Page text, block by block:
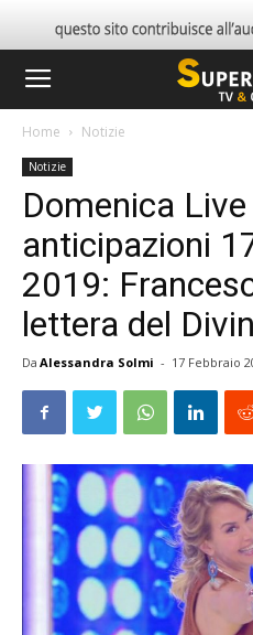
Home Notizie
Notizie
Domenica
anticipazioni
2019:
lettera del
Da Alessandra Solmi - 17 Febbraio